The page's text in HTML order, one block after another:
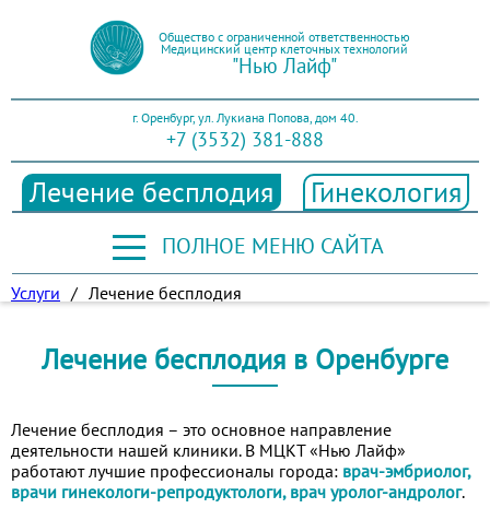
Общество с ограниченной ответственностью
Медицинский центр клеточных технологий
"Нью Лайф"
г. Оренбург, ул. Лукиана Попова, дом 40.
+7 (3532) 381-888
Лечение бесплодия Гинекология
ПОЛНОЕ МЕНЮ САЙТА
Услуги / Лечение бесплодия
Лечение бесплодия в Оренбурге
Лечение бесплодия – это основное направление
деятельности нашей клиники. В МЦКТ «Нью Лайф»
работают лучшие профессионалы города: врач-эмбриолог,
врачи гинекологи-репродуктологи, врач уролог-андролог.